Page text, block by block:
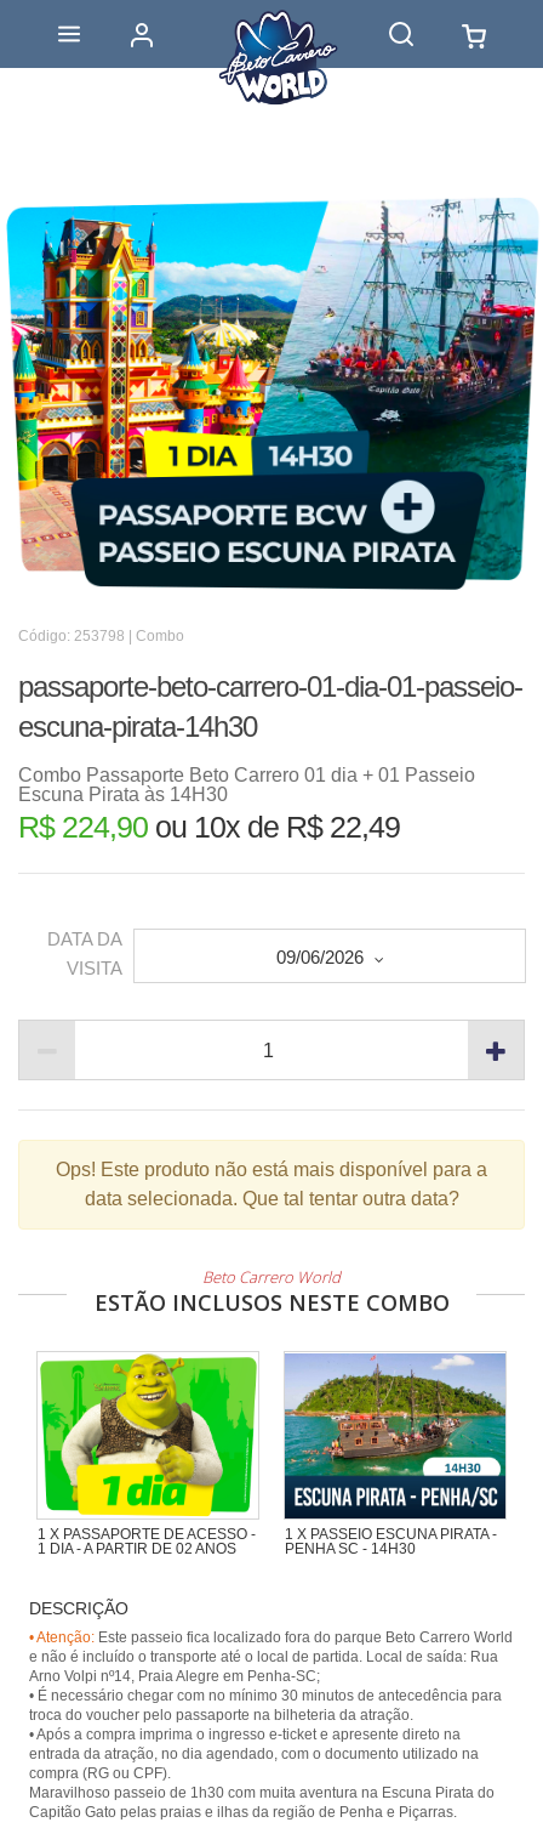
Código: 253798 | Combo
passaporte-beto-carrero-01-dia-01-passeio-
escuna-pirata-14h30
Combo Passaporte Beto Carrero 01 dia + 01 Passeio
Escuna Pirata às 14H30
R$ 224,90 ou 10x de R$ 22,49
DATA DA
VISITA
09/06/2026
Ops! Este produto não está mais disponível para a
data selecionada. Que tal tentar outra data?
Beto Carrero World
ESTÃO INCLUSOS NESTE COMBO
1 X PASSAPORTE DE ACESSO -
1 DIA - A PARTIR DE 02 ANOS
1 X PASSEIO ESCUNA PIRATA -
PENHA SC - 14H30
região de Penha e Piçarras.
DESCRIÇÃO
• Atenção: Este passeio fica localizado fora do parque Beto Carrero World
e não é incluído o transporte até o local de partida. Local de saída: Rua
Arno Volpi nº14, Praia Alegre em Penha-SC;
• É necessário chegar com no mínimo 30 minutos de antecedência para
troca do voucher pelo passaporte na bilheteria da atração.
• Após a compra imprima o ingresso e-ticket e apresente direto na
entrada da atração, no dia agendado, com o documento utilizado na
compra (RG ou CPF).
Maravilhoso passeio de 1h30 com muita aventura na Escuna Pirata do